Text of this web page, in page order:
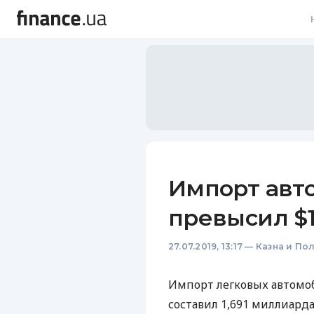
Импорт
превысил
27.07.2019, 13:17 — Казна и
Импорт легковых
составил 1,691